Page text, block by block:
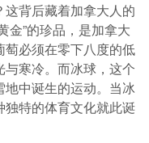
背后藏着加拿大人的
金”的珍品，是加拿大
必须在零下八度的低
寒冷。而冰球，这个
中诞生的运动。当冰
特的体育文化就此诞